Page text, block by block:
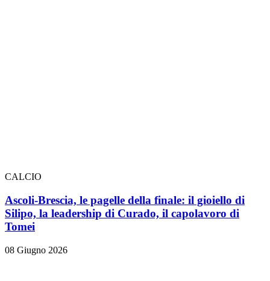
CALCIO
Ascoli-Brescia, le pagelle della finale: il gioiello di
Silipo, la leadership di Curado, il capolavoro di
Tomei
08 Giugno 2026